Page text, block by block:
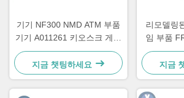
기기 NF300 NMD ATM 부품
기기 A011261 키오스크 게임
기기
지금 챗팅하세요
리모델링
임 부품
리 딜루
지금